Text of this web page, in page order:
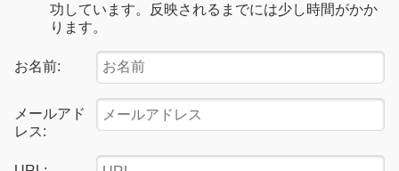
功しています。反映されるまでには少し時間がかか
ります。
お名前:
メールアド
レス: